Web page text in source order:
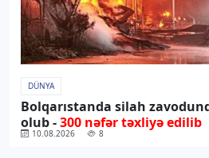
DÜNYA
Bolqarıstanda silah
olub -300 nəfər təxliyə edilib
10.08.2026 8